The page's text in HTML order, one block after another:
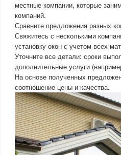
местные компании, которые
компаний.
Сравните предложения разных
Свяжитесь с несколькими
установку окон с учетом всех
Уточните все детали: сроки
дополнительные услуги
На основе полученных
соотношение цены и качества.